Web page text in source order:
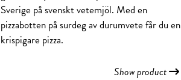
Sverige på svenskt vetemjöl. Med en
pizzabotten på surdeg av durumvete får du en
krispigare pizza.
Show product